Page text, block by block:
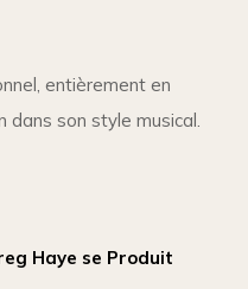
entièrement en
dans son style musical.
Haye se Produit